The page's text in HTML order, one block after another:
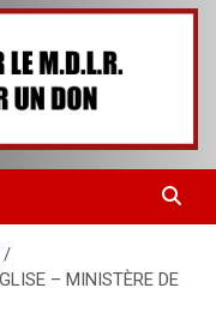
– MINISTÈRE DE